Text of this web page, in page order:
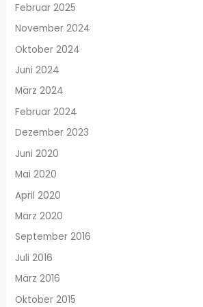
Februar 2025
November 2024
Oktober 2024
Juni 2024
März 2024
Februar 2024
Dezember 2023
Juni 2020
Mai 2020
April 2020
März 2020
September 2016
Juli 2016
März 2016
Oktober 2015